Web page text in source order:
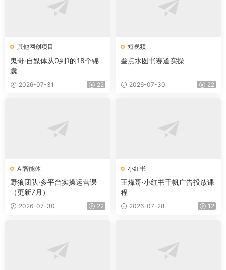
其他网创项目
鬼哥·自媒体从0到1的18个锦
囊
2026-07-31 22
短视频
叁点水图书赛道实操
2026-07-30 22
AI智能体
野狼团队·多平台实操运营课
（更新7月）
2026-07-30 22
小红书
王烽哥·小红书千帆广告投放课
程
2026-07-28 12